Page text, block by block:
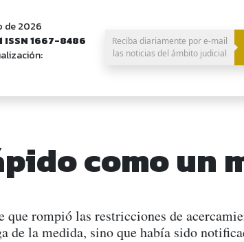
de 2026
ISSN 1667-8486
Reciba diariamente por e-mail
las noticias del ámbito judicial
como un
rompió las restricciones de
de la medida, sino que había sido